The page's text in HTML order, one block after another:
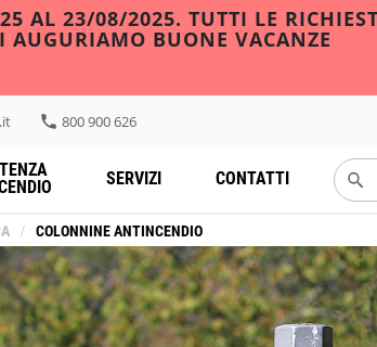
AL 23/08/2025. TUTTI LE
BUONE VACANZE
800 900 626
SERVIZI CONTATTI
/ COLONNINE ANTINCENDIO